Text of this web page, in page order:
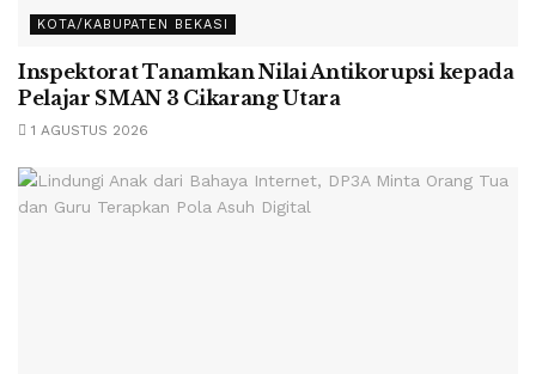
KOTA/KABUPATEN BEKASI
Inspektorat Tanamkan Nilai Antikorupsi kepada
Pelajar SMAN 3 Cikarang Utara
1 AGUSTUS 2026